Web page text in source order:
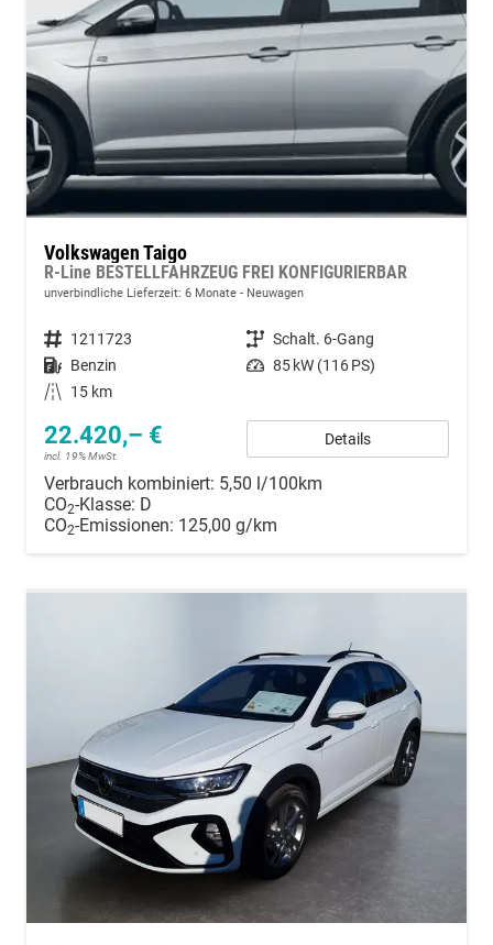
Volkswagen Taigo
R-Line BESTELLFAHRZEUG FREI KONFIGURIERBAR
unverbindliche Lieferzeit: 6 Monate Neuwagen
Fahrzeugnummer 1211723 Getriebe Schalt. 6-Gang
Kraftstoff Benzin Leistung 85 kW (116 PS)
Kilometerstand
15 km
22.420,– €
incl. 19% MwSt.
Details
Verbrauch kombiniert: 5,50 l/100km
CO2-Klasse: D
CO2-Emissionen: 125,00 g/km